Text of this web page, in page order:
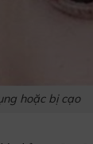
hoặc bị cạo